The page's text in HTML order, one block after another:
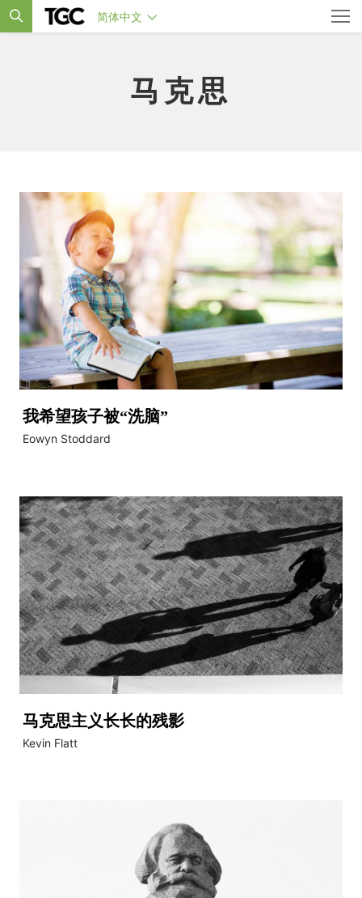
简体中文
马克思
我希望孩子被“洗脑”
Eowyn Stoddard
马克思主义长长的残影
Kevin Flatt